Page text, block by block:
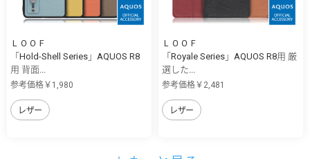
ＬＯＯＦ
「Hold-Shell Series」AQUOS R8
用 背面...
参考価格￥1,980
レザー
ＬＯＯＦ
「Royale Series」AQUOS R8用 厳
選した...
参考価格￥2,481
レザー